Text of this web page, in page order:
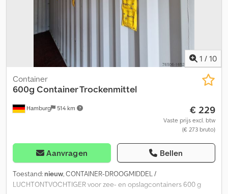
1 / 10
Hamburg 514 km
Container
600g Container Trockenmittel
€ 229
Vaste prijs excl. btw
(€ 273 bruto)
Aanvragen Bellen
Toestand: nieuw, CONTAINER-DROOGMIDDEL /
LUCHTONTVOCHTIGER voor zee- en opslagcontainers 600 g